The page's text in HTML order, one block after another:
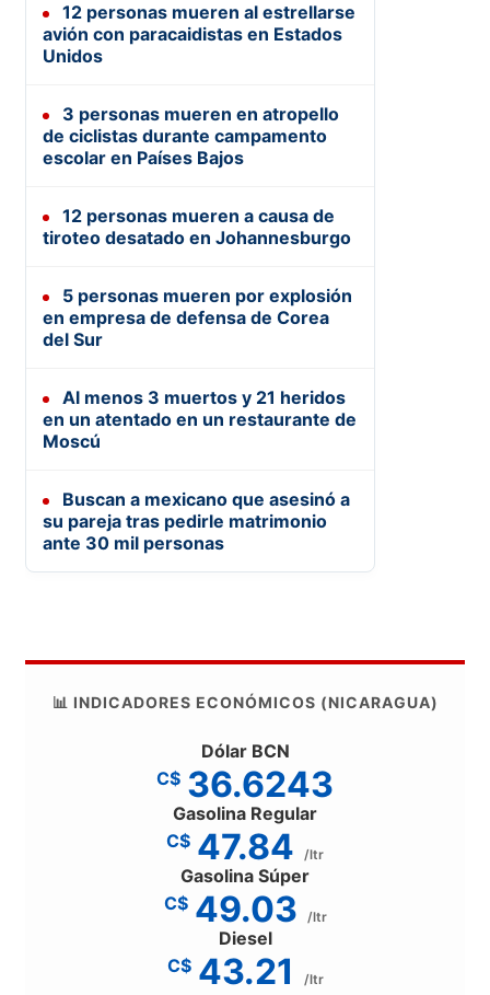
12 personas mueren al estrellarse
avión con paracaidistas en Estados
Unidos
3 personas mueren en atropello
de ciclistas durante campamento
escolar en Países Bajos
12 personas mueren a causa de
tiroteo desatado en Johannesburgo
5 personas mueren por explosión
en empresa de defensa de Corea
del Sur
Al menos 3 muertos y 21 heridos
en un atentado en un restaurante de
Moscú
Buscan a mexicano que asesinó a
su pareja tras pedirle matrimonio
ante 30 mil personas
📊 INDICADORES ECONÓMICOS (NICARAGUA)
Dólar BCN
C$ 36.6243
Gasolina Regular
C$ 47.84 /ltr
Gasolina Súper
C$ 49.03 /ltr
Diesel
C$ 43.21 /ltr